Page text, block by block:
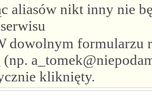
aliasów nikt inny nie
dowolnym formularzu
(np.
kliknięty.